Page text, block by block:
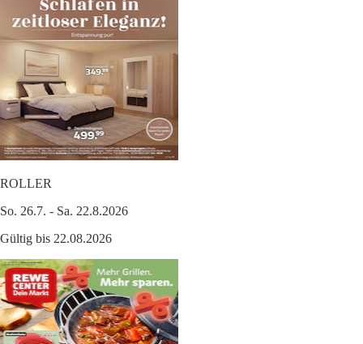
ROLLER
So. 26.7. - Sa. 22.8.2026
Gültig bis 22.08.2026